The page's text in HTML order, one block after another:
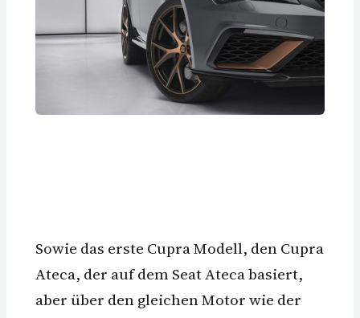
Sowie das erste Cupra Modell, den Cupra
Ateca, der auf dem Seat Ateca basiert,
aber über den gleichen Motor wie der